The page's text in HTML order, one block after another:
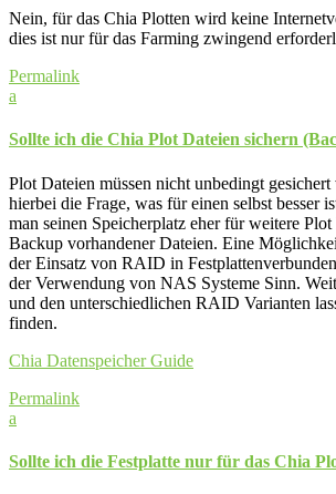
Nein, für das Chia Plotten wird keine
dies ist nur für das Farming zwingend
Permalink
a
Sollte ich die Chia Plot Dateien sichern
Plot Dateien müssen nicht unbedingt
hierbei die Frage, was für einen selbst besser
man seinen Speicherplatz eher für weitere
Backup vorhandener Dateien. Eine
der Einsatz von RAID in
der Verwendung von NAS Systeme Sinn.
und den unterschiedlichen RAID Varianten
finden.
Chia Datenspeicher Guide
Permalink
a
Sollte ich die Festplatte nur für das Chia